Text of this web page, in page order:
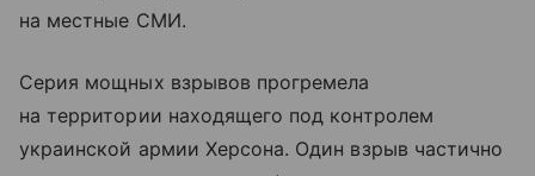
на местные СМИ.
Серия мощных взрывов прогремела
на территории находящего под контролем
украинской армии Херсона. Один взрыв частично